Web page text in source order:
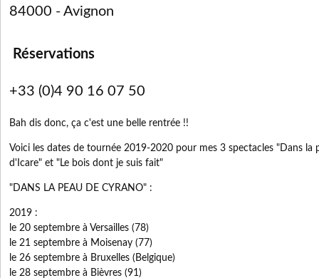
84000 - Avignon
Réservations
+33 (0)4 90 16 07 50
Bah dis donc, ça c'est une belle rentrée !!
Voici les dates de tournée 2019-2020 pour mes 3 spectacles "Dans la
d'Icare" et "Le bois dont je suis fait"
"DANS LA PEAU DE CYRANO" :
2019 :
le 20 septembre à Versailles (78)
le 21 septembre à Moisenay (77)
le 26 septembre à Bruxelles (Belgique)
le 28 septembre à Bièvres (91)